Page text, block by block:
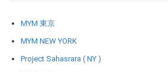
MYM 東京
MYM NEW YORK
Project Sahasrara ( NY )